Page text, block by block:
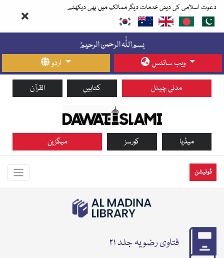
دعوت اسلامی کی دینی خدمات دیگر ممالک میں بھی دیکھئے
اردو ویب سائٹس
القرآن کتابیں مدنی چینل
میگزین کورسز میڈیا
ڈونیشن
فتاوی رضویہ جلد ۲۱